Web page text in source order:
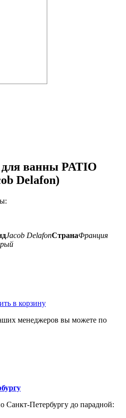
ванны PATIO
Delafon)
Jacob DelafonСтранаФранция
в корзину
менеджеров вы можете по
Санкт-Петербургу до парадной: